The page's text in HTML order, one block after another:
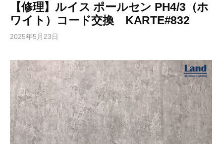
【修理】ルイス ポールセン PH4/3（ホ
ワイト）コード交換 KARTE#832
2025年5月23日